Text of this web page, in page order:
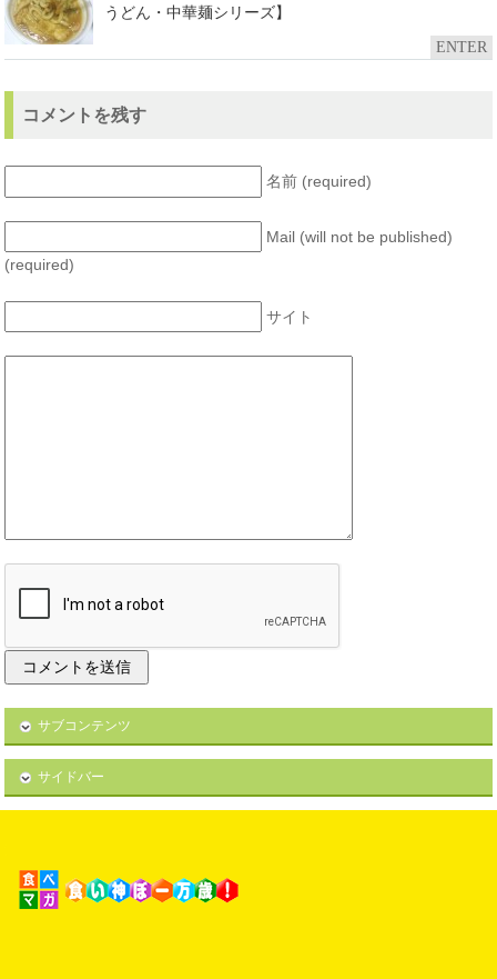
うどん・中華麺シリーズ】
ENTER
コメントを残す
名前 (required)
Mail (will not be published)
(required)
サイト
サブコンテンツ
サイドバー